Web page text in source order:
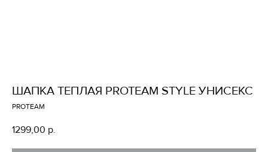
ШАПКА ТЕПЛАЯ PROTEAM STYLE УНИСЕКС
PROTEAM
1299,00 р.